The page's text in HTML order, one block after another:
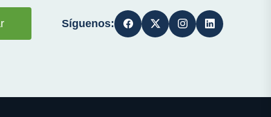
Síguenos: